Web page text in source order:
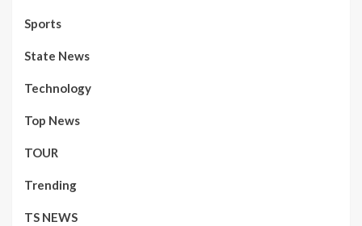
Sports
State News
Technology
Top News
TOUR
Trending
TS NEWS